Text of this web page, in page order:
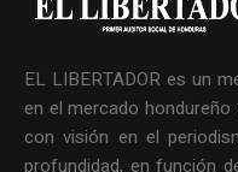
EL LIBERTADOR es un
en el mercado
con visión en el
profundidad, en función